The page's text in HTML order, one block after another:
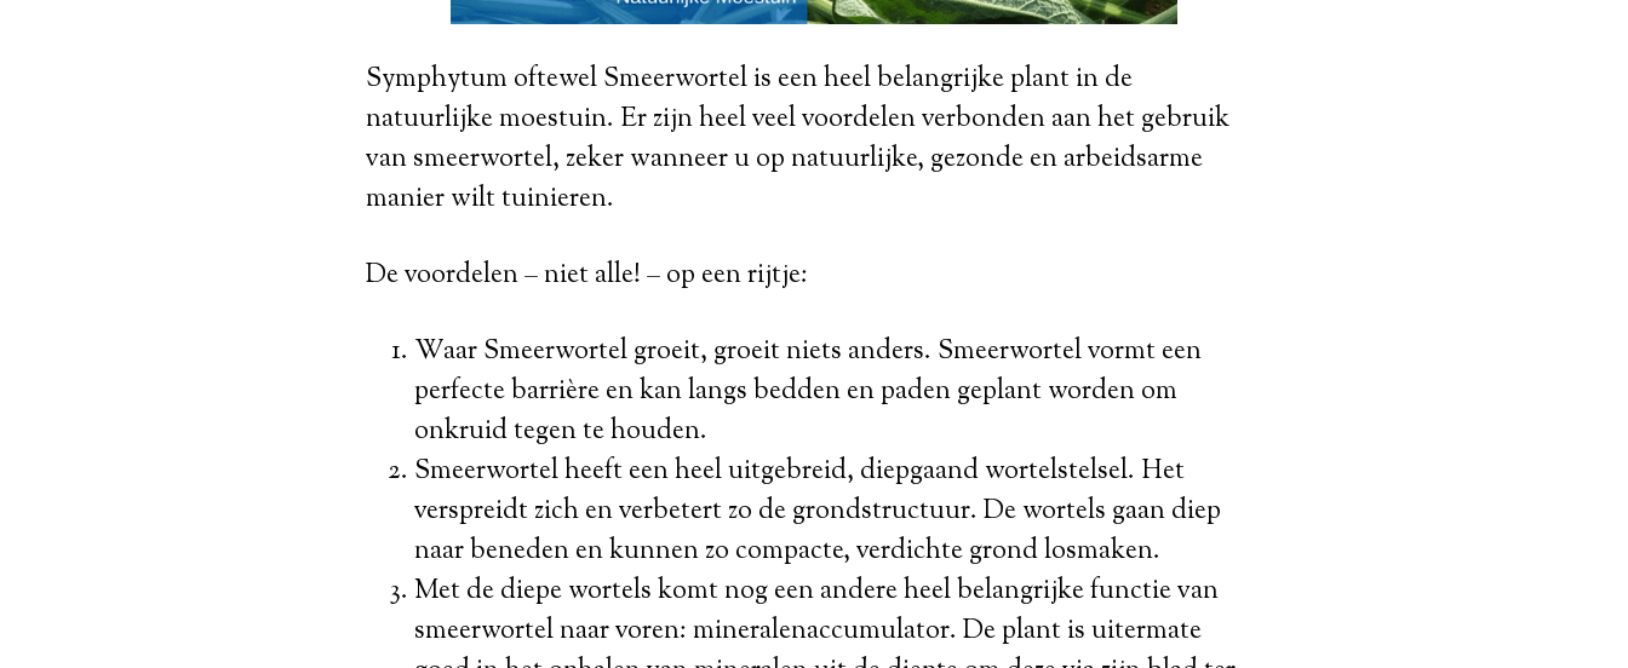
Symphytum oftewel Smeerwortel is een heel belangrijke plant in de
natuurlijke moestuin. Er zijn heel veel voordelen verbonden aan het gebruik
van smeerwortel, zeker wanneer u op natuurlijke, gezonde en arbeidsarme
manier wilt tuinieren.
De voordelen – niet alle! – op een rijtje:
Waar Smeerwortel groeit, groeit niets anders. Smeerwortel vormt een
perfecte barrière en kan langs bedden en paden geplant worden om
onkruid tegen te houden.
Smeerwortel heeft een heel uitgebreid, diepgaand wortelstelsel. Het
verspreidt zich en verbetert zo de grondstructuur. De wortels gaan diep
naar beneden en kunnen zo compacte, verdichte grond losmaken.
Met de diepe wortels komt nog een andere heel belangrijke functie van
smeerwortel naar voren: mineralenaccumulator. De plant is uitermate